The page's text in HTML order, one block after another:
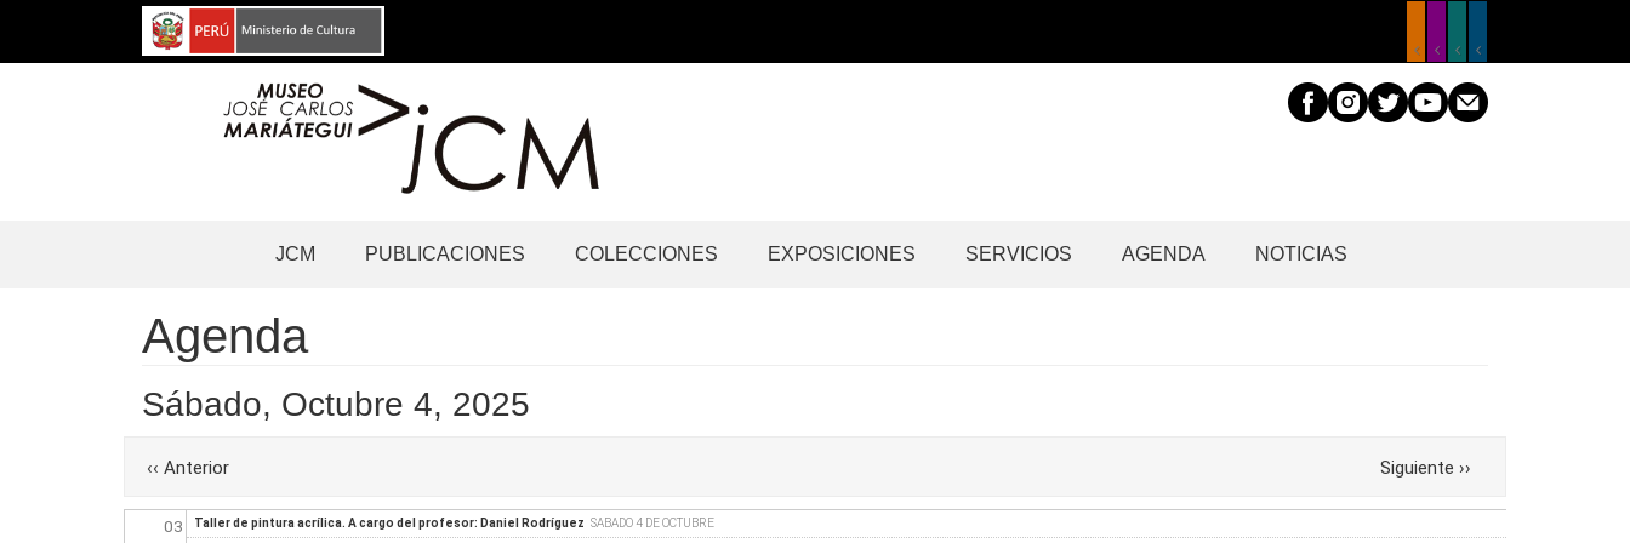
Navegación
JCM PUBLICACIONES COLECCIONES EXPOSICIONES SERVICIOS AGENDA NOTICIAS
Agenda
Sábado, Octubre 4, 2025
Paginación
‹‹ Anterior Siguiente ››
Before
01
02
03 Taller de pintura acrílica. A cargo del profesor: Daniel Rodríguez SABADO 4 DE OCTUBRE